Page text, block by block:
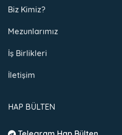
Biz Kimiz?
Mezunlarımız
İş Birlikleri
İletişim
HAP BÜLTEN